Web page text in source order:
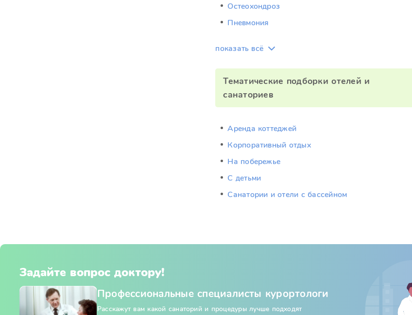
Остеохондроз
Пневмония
показать всё
Тематические подборки отелей и
санаториев
Аренда коттеджей
Корпоративный отдых
На побережье
С детьми
Санатории и отели с бассейном
Задайте вопрос доктору!
Профессиональные специалисты курортологи
Расскажут вам какой санаторий и процедуры лучше подходят